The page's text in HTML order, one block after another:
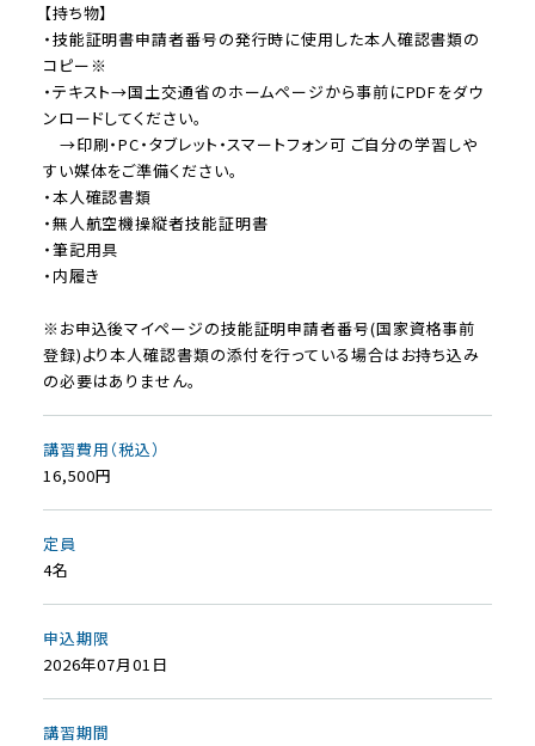
【持ち物】
・技能証明書申請者番号の発行時に使用した本人確認書類の
コピー※
・テキスト→国土交通省のホームページから事前にPDFをダウ
ンロードしてください。
→印刷・PC・タブレット・スマートフォン可 ご自分の学習しや
すい媒体をご準備ください。
・本人確認書類
・無人航空機操縦者技能証明書
・筆記用具
・内履き
※お申込後マイページの技能証明申請者番号(国家資格事前
登録)より本人確認書類の添付を行っている場合はお持ち込み
の必要はありません。
講習費用（税込）
16,500円
定員
4名
申込期限
2026年07月01日
講習期間